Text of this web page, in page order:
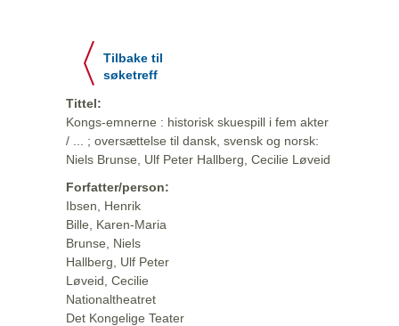
Tilbake til
søketreff
Tittel:
Kongs-emnerne : historisk skuespill i fem akter
/ ... ; oversættelse til dansk, svensk og norsk:
Niels Brunse, Ulf Peter Hallberg, Cecilie Løveid
Forfatter/person:
Ibsen, Henrik
Bille, Karen-Maria
Brunse, Niels
Hallberg, Ulf Peter
Løveid, Cecilie
Nationaltheatret
Det Kongelige Teater